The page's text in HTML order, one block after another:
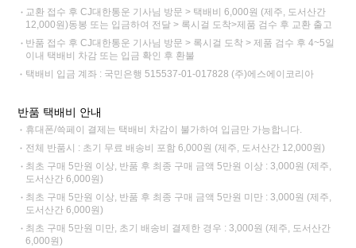
교환 접수 후 CJ대한통운 기사님 방문 > 택배비 6,000원 (제주, 도서산간
12,000원)동봉 또는 입금하여 전달 > 록시걸 도착>제품 검수 후 교환 출고
반품 접수 후 CJ대한통운 기사님 방문 > 록시걸 도착 > 제품 검수 후 4~5일
이내 택배비 차감 또는 입금 확인 후 환불
택배비 입금 계좌 : 국민은행 515537-01-017828 (주)에스에이코리아
반품 택배비 안내
휴대폰/쓱페이 결제는 택배비 차감이 불가하여 입금만 가능합니다.
전체 반품시 : 초기 무료 배송비 포함 6,000원 (제주, 도서산간 12,000원)
최초 구매 5만원 이상, 반품 후 최종 구매 금액 5만원 이상 : 3,000원 (제주,
도서산간 6,000원)
최초 구매 5만원 이상, 반품 후 최종 구매 금액 5만원 미만 : 3,000원 (제주,
도서산간 6,000원)
최초 구매 5만원 미만, 초기 배송비 결제한 경우 : 3,000원 (제주, 도서산간
6,000원)